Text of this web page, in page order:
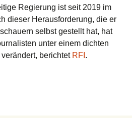
Regierung ist seit 2019 im
dieser Herausforderung, die er
selbst gestellt hat, hat
unter einem dichten
berichtet RFI .
lässt seinen Bart wachsen,